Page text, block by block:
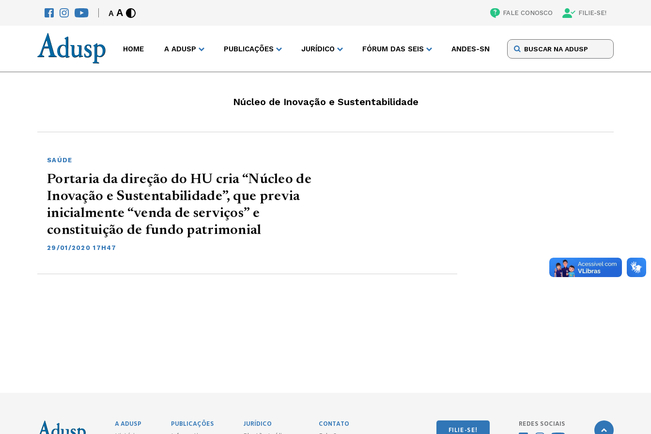
A A FALE CONOSCO FILIE-SE!
HOME A ADUSP PUBLICAÇÕES JURÍDICO FÓRUM DAS SEIS ANDES-SN
Núcleo de Inovação e Sustentabilidade
SAÚDE
Portaria da direção do HU cria “Núcleo de
Inovação e Sustentabilidade”, que previa
inicialmente “venda de serviços” e
constituição de fundo patrimonial
29/01/2020 17H47
A ADUSP
PUBLICAÇÕES
JURÍDICO
CONTATO
FILIE-SE!
REDES SOCIAIS